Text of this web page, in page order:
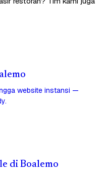
website instansi —
di Boalemo